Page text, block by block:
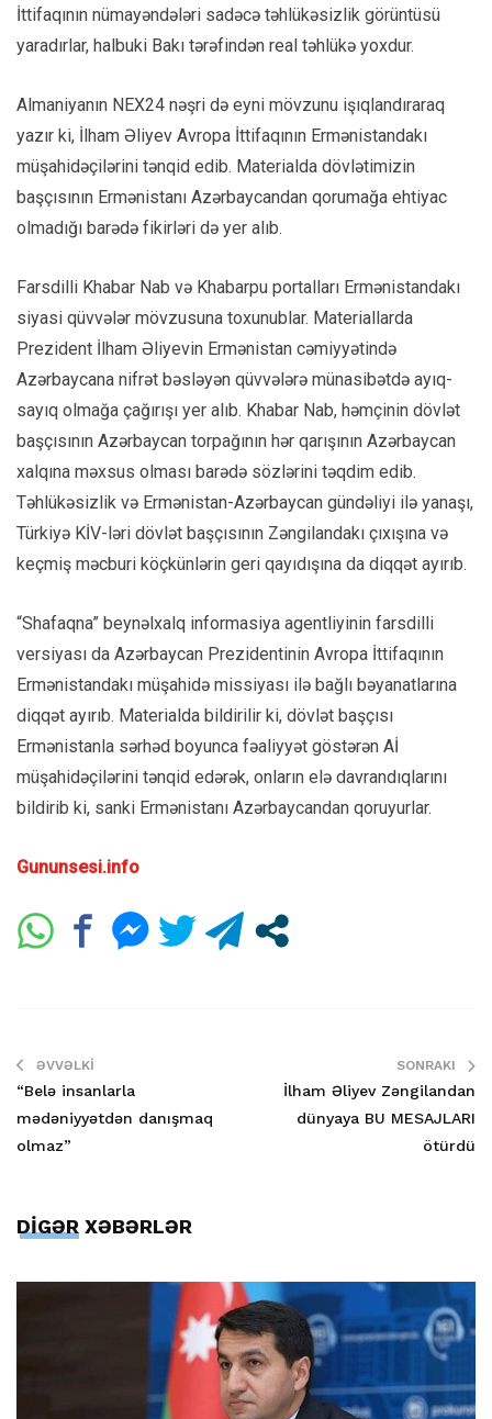
İttifaqının nümayəndələri sadəcə təhlükəsizlik görüntüsü
yaradırlar, halbuki Bakı tərəfindən real təhlükə yoxdur.
Almaniyanın NEX24 nəşri də eyni mövzunu işıqlandıraraq
yazır ki, İlham Əliyev Avropa İttifaqının Ermənistandakı
müşahidəçilərini tənqid edib. Materialda dövlətimizin
başçısının Ermənistanı Azərbaycandan qorumağa ehtiyac
olmadığı barədə fikirləri də yer alıb.
Farsdilli Khabar Nab və Khabarpu portalları Ermənistandakı
siyasi qüvvələr mövzusuna toxunublar. Materiallarda
Prezident İlham Əliyevin Ermənistan cəmiyyətində
Azərbaycana nifrət bəsləyən qüvvələrə münasibətdə ayıq-
sayıq olmağa çağırışı yer alıb. Khabar Nab, həmçinin dövlət
başçısının Azərbaycan torpağının hər qarışının Azərbaycan
xalqına məxsus olması barədə sözlərini təqdim edib.
Təhlükəsizlik və Ermənistan-Azərbaycan gündəliyi ilə yanaşı,
Türkiyə KİV-ləri dövlət başçısının Zəngilandakı çıxışına və
keçmiş məcburi köçkünlərin geri qayıdışına da diqqət ayırıb.
“Shafaqna” beynəlxalq informasiya agentliyinin farsdilli
versiyası da Azərbaycan Prezidentinin Avropa İttifaqının
Ermənistandakı müşahidə missiyası ilə bağlı bəyanatlarına
diqqət ayırıb. Materialda bildirilir ki, dövlət başçısı
Ermənistanla sərhəd boyunca fəaliyyət göstərən Aİ
müşahidəçilərini tənqid edərək, onların elə davrandıqlarını
bildirib ki, sanki Ermənistanı Azərbaycandan qoruyurlar.
Gununsesi.info
ƏVVƏLKI
“Belə insanlarla
mədəniyyətdən danışmaq
olmaz”
SONRAKI
İlham Əliyev Zəngilandan
dünyaya BU MESAJLARI
ötürdü
DİGƏR XƏBƏRLƏR